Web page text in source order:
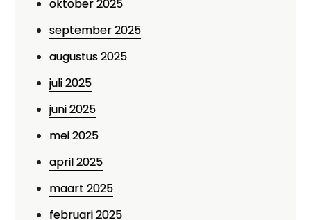
oktober 2025
september 2025
augustus 2025
juli 2025
juni 2025
mei 2025
april 2025
maart 2025
februari 2025